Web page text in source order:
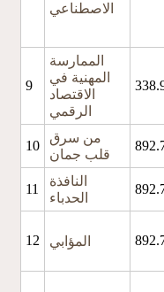
الاصطناعي
9
الممارسة
المهنية في
الاقتصاد
الرقمي
10
من سرق
قلب جمان
11
النافذة
الحدباء
12 المؤابي